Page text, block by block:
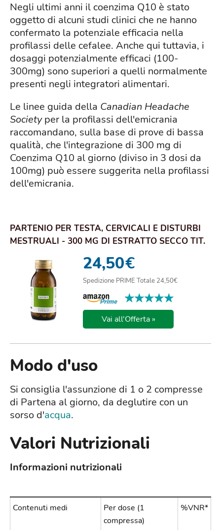
Negli ultimi anni il coenzima Q10 è stato
oggetto di alcuni studi clinici che ne hanno
confermato la potenziale efficacia nella
profilassi delle cefalee. Anche qui tuttavia, i
dosaggi potenzialmente efficaci (100-
300mg) sono superiori a quelli normalmente
presenti negli integratori alimentari.
Le linee guida della Canadian Headache
Societyper la profilassi dell'emicrania
raccomandano, sulla base di prove di bassa
qualità, che l'integrazione di 300 mg di
Coenzima Q10 al giorno (diviso in 3 dosi da
100mg) può essere suggerita nella profilassi
dell'emicrania.
PARTENIO PER TESTA, CERVICALI E DISTURBI
MESTRUALI - 300 MG DI ESTRATTO SECCO TIT.
24,50€
Spedizione PRIME Totale 24,50€
★★★★★
★★★★★
Vai all'Offerta »
Modo d'uso
Si consiglia l'assunzione di 1 o 2 compresse
di Partena al giorno, da deglutire con un
sorso d'acqua.
Valori Nutrizionali
Informazioni nutrizionali
Contenuti medi
Per dose (1
compressa)
%VNR*